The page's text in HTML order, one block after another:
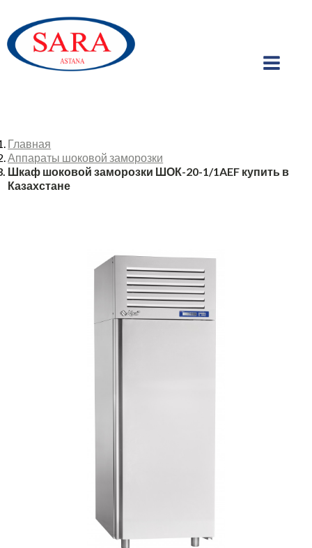
Главная
Аппараты шоковой заморозки
Шкаф шоковой заморозки ШОК-20-1/1AEF купить в
Казахстане